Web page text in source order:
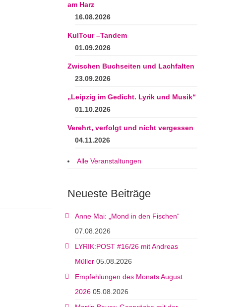
am Harz
16.08.2026
KulTour –Tandem
01.09.2026
Zwischen Buchseiten und Lachfalten
23.09.2026
„Leipzig im Gedicht. Lyrik und Musik“
01.10.2026
Verehrt, verfolgt und nicht vergessen
04.11.2026
Alle Veranstaltungen
Neueste Beiträge
Anne Mai: „Mond in den Fischen“
07.08.2026
LYRIK:POST #16/26 mit Andreas
Müller 05.08.2026
Empfehlungen des Monats August
2026 05.08.2026